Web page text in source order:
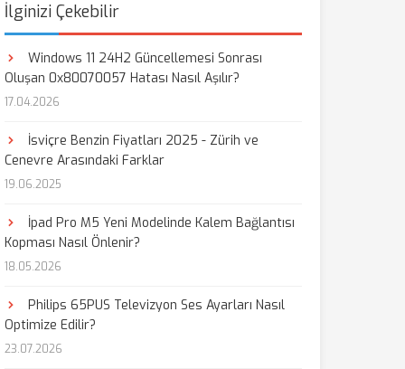
İlginizi Çekebilir
Windows 11 24H2 Güncellemesi Sonrası
Oluşan 0x80070057 Hatası Nasıl Aşılır?
17.04.2026
İsviçre Benzin Fiyatları 2025 - Zürih ve
Cenevre Arasındaki Farklar
19.06.2025
İpad Pro M5 Yeni Modelinde Kalem Bağlantısı
Kopması Nasıl Önlenir?
18.05.2026
Philips 65PUS Televizyon Ses Ayarları Nasıl
Optimize Edilir?
23.07.2026